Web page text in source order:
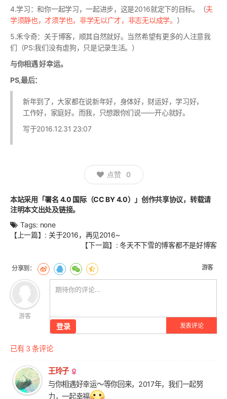
4.学习：和你一起学习，一起进步，这是2016就定下的目标。（夫
学须静也，才须学也，非学无以广才，非志无以成学。 ）
5.禾令奇：关于博客，顺其自然就好。当然希望有更多的人注意我
们（PS:我们没有虐狗，只是记录生活。）
与你相遇 好幸运。
PS,最后：
新年到了，大家都在说新年好，身体好，财运好，学习好，
工作好，家庭好。而我，只想跟你们说——开心就好。
写于2016.12.31 23:07
点赞 0
本站采用 「署名 4.0 国际（CC BY 4.0）」创作共享协议，转载请
注明本文出处及链接。
Tags: none
文
【上一篇】: 关于2016，再见2016~
【下一篇】:冬天不下雪的博客都不是好博客
游客
游客
登录 发表评论
已有 3 条评论
王玲子
与你相遇好幸运～等你回来，2017年，我们一起努
力，一起幸福